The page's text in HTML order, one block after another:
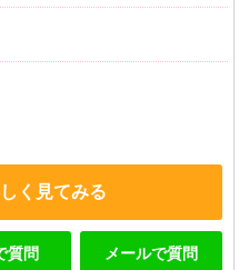
く見てみる
質問 メールで質問